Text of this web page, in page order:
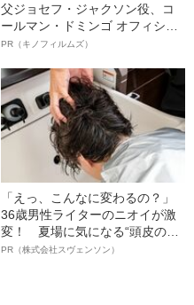
父ジョセフ・ジャクソン役、コ
ールマン・ドミンゴ オフィシャ
ルインタビュー“観客を魅了した
語る”《日本興収70億円突破》
PR（キノフィルムズ）
「えっ、こんなに変わるの？」
36歳男性ライターのニオイが激
変！ 夏場に気になる“頭皮のニ
オイ”や“ベタつき”を解消す
PR（株式会社スヴェンソン）